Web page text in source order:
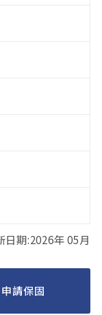
日期:2026年 05月
申請保固